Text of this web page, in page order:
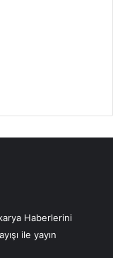
Haberlerini
ile yayın